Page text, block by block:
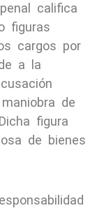
califica
figuras
cargos por
a la
de
figura
de bienes